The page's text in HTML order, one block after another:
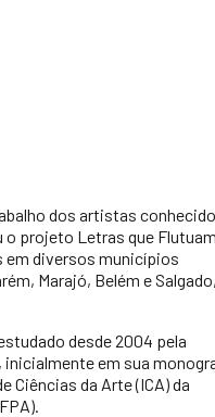
dos artistas
o projeto Letras que
diversos municípios
Marajó, Belém e
desde 2004 pela
inicialmente em sua
Ciências da Arte (ICA) da